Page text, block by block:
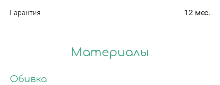
Гарантия 12 мес.
Материалы
Обивка